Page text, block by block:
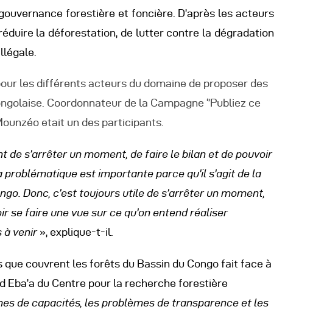
forestière et foncière. D’après les acteurs
la déforestation, de lutter contre la dégradation
les différents acteurs du domaine de proposer des
Coordonnateur de la Campagne ‘’Publiez ce
etait un des participants.
de s’arrêter un moment, de faire le bilan et de pouvoir
est importante parce qu’il s’agit de la
Donc, c’est toujours utile de s’arrêter un moment,
se faire une vue sur ce qu’on entend réaliser
à venir », explique-t-il.
que couvrent les forêts du Bassin du Congo fait face à
Eba’a du Centre pour la recherche forestière
de capacités, les problèmes de transparence et les